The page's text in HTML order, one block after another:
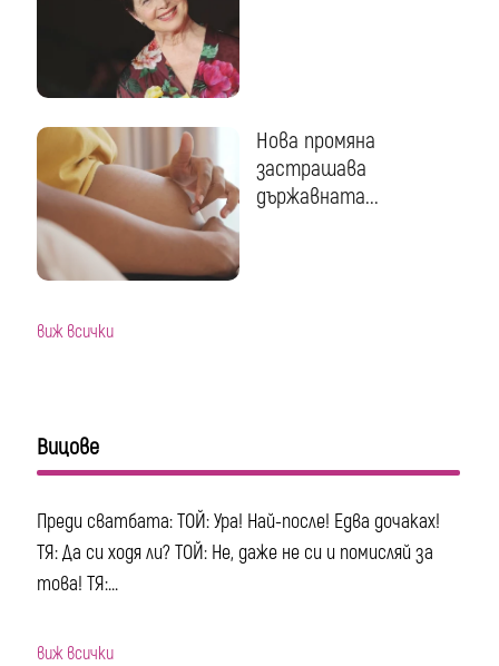
Нова промяна
застрашава
държавната...
виж всички
Вицове
Преди сватбата: ТОЙ: Ура! Най-после! Едва дочаках!
ТЯ: Да си ходя ли? ТОЙ: Не, даже не си и помисляй за
това! ТЯ:...
виж всички